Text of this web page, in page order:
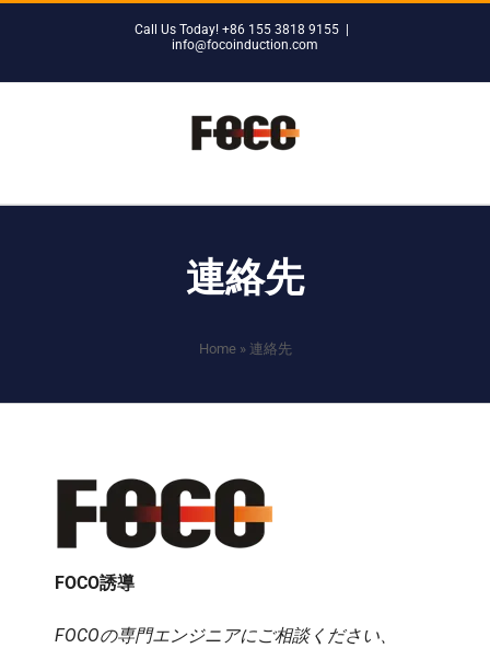
Call Us Today! +86 155 3818 9155
info@focoinduction.com
連絡先
Home» 連絡先
FOCO誘導
FOCOの専門エンジニアにご相談ください、